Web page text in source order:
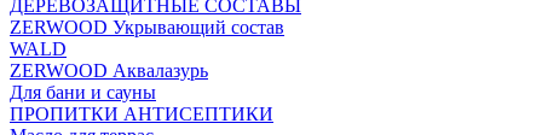
ДЕРЕВОЗАЩИТНЫЕ СОСТАВЫ
ZERWOOD Укрывающий состав
WALD
ZERWOOD Аквалазурь
Для бани и сауны
ПРОПИТКИ АНТИСЕПТИКИ